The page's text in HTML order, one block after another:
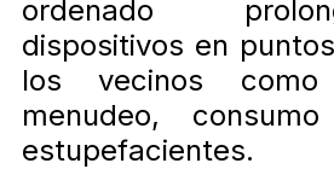
ordenado
dispositivos en
los vecinos
menudeo,
estupefacientes.